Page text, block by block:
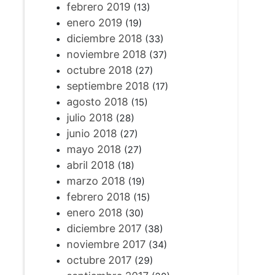
febrero 2019 (13)
enero 2019 (19)
diciembre 2018 (33)
noviembre 2018 (37)
octubre 2018 (27)
septiembre 2018 (17)
agosto 2018 (15)
julio 2018 (28)
junio 2018 (27)
mayo 2018 (27)
abril 2018 (18)
marzo 2018 (19)
febrero 2018 (15)
enero 2018 (30)
diciembre 2017(38)
noviembre 2017(34)
octubre 2017(29)